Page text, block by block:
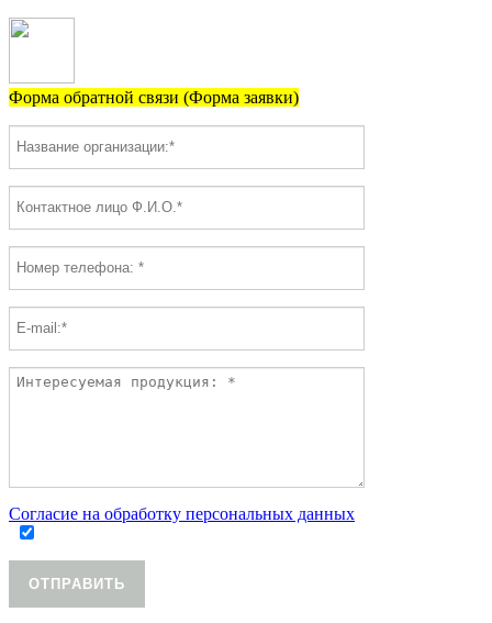
Форма обратной связи (Форма заявки)
Согласие на обработку персональных данных
ОТПРАВИТЬ